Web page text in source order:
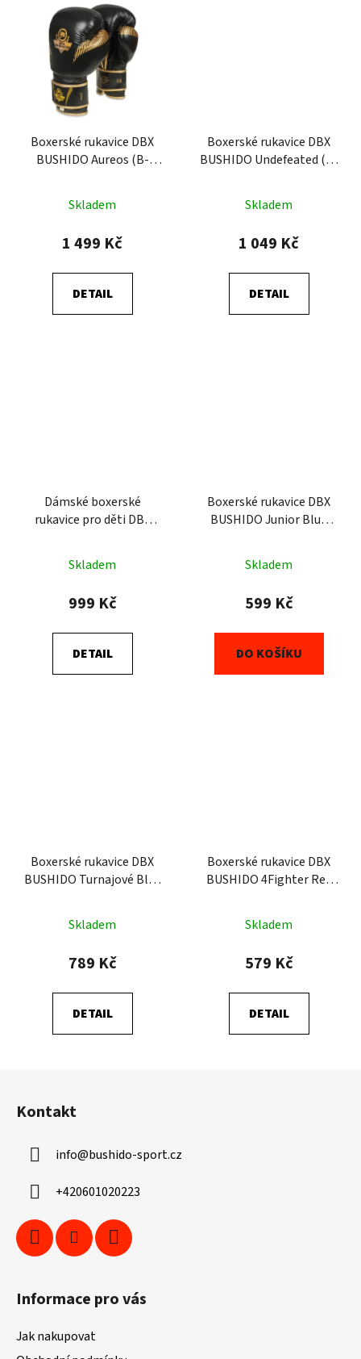
Boxerské rukavice DBX
BUSHIDO Aureos (B-
Skladem
1 499 Kč
DETAIL
Boxerské rukavice DBX
BUSHIDO Undefeated (B-
Skladem
1 049 Kč
DETAIL
Dámské boxerské
rukavice pro děti DBX
Skladem
999 Kč
DETAIL
Boxerské rukavice DBX
BUSHIDO Junior Blue
Skladem
599 Kč
DO KOŠÍKU
Boxerské rukavice DBX
BUSHIDO Turnajové Blue
Skladem
789 Kč
DETAIL
Boxerské rukavice DBX
BUSHIDO 4Fighter Red
Skladem
579 Kč
DETAIL
Kontakt
info@bushido-sport.cz
+420601020223
Informace pro vás
Jak nakupovat